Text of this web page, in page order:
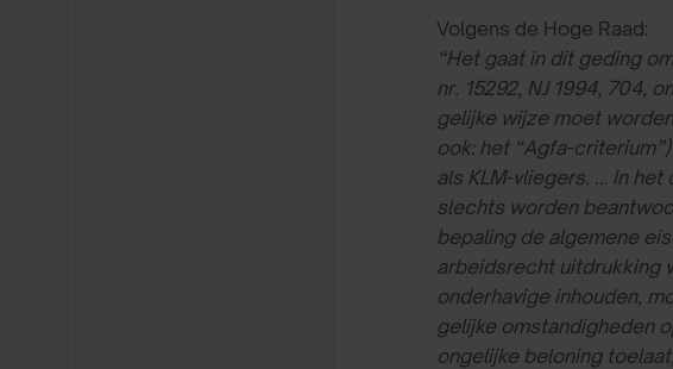
Volgens de Hoge Raad:
“Het gaat in dit geding
nr. 15292, NJ 1994, 704,
gelijke wijze moet
ook: het “Agfa-
als KLM-vliegers. … In
slechts worden
bepaling de algemene
arbeidsrecht uitdrukking
onderhavige inhouden,
gelijke omstandigheden
ongelijke beloning